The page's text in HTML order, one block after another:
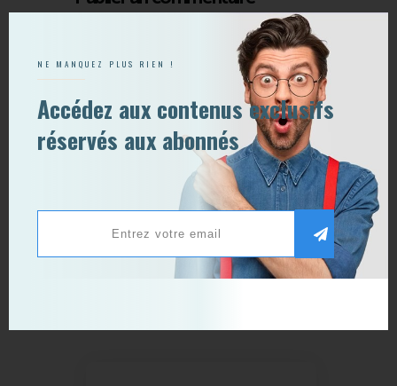
NE MANQUEZ PLUS RIEN !
Accédez aux contenus exclusifs
réservés aux abonnés